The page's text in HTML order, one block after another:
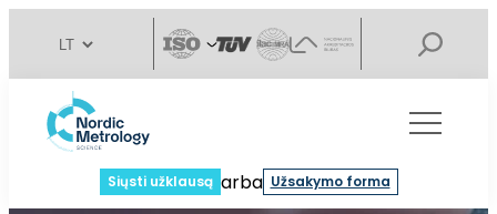
Siųsti užklausą arba Užsakymo forma